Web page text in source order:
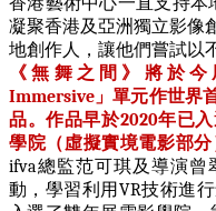
凝聚香港及亞洲獨立影像
地創作人，讓他們嘗試以
《無舞之間》將於
Immersive 」單元作世界
品。作品早於2020年已
學院（虛擬實境電影部
ifva總監范可琪及導演曾
動，學習利用 VR技術進